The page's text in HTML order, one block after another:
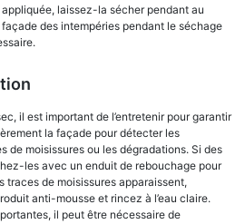
laissez-la sécher pendant au
des intempéries pendant le séchage
il est important de l’entretenir pour garantir
la façade pour détecter les
de moisissures ou les dégradations. Si des
les avec un enduit de rebouchage pour
traces de moisissures apparaissent,
anti-mousse et rincez à l’eau claire.
il peut être nécessaire de